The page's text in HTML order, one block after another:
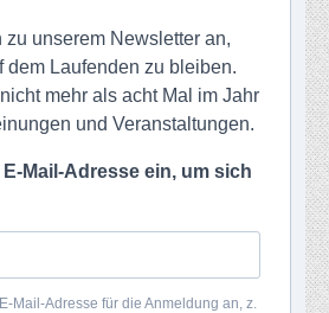
zu unserem Newsletter an,
dem Laufenden zu bleiben.
mehr als acht Mal im Jahr
und Veranstaltungen.
Mail-Adresse ein, um sich
Mail-Adresse für die Anmeldung an, z.